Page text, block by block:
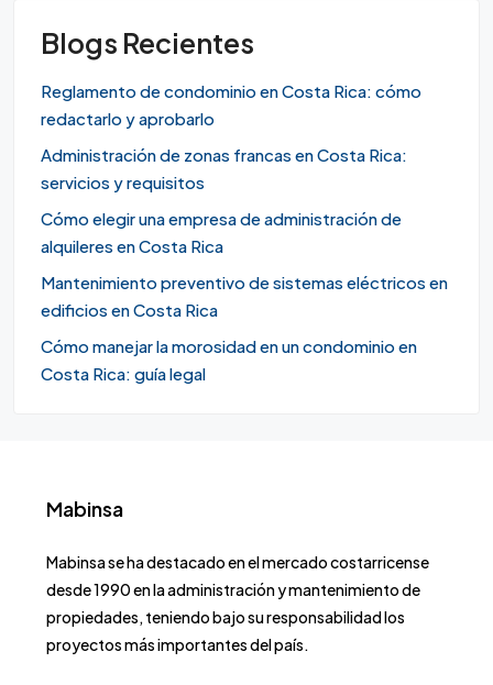
Blogs Recientes
Reglamento de condominio en Costa Rica: cómo
redactarlo y aprobarlo
Administración de zonas francas en Costa Rica:
servicios y requisitos
Cómo elegir una empresa de administración de
alquileres en Costa Rica
Mantenimiento preventivo de sistemas eléctricos en
edificios en Costa Rica
Cómo manejar la morosidad en un condominio en
Costa Rica: guía legal
Mabinsa
Mabinsa se ha destacado en el mercado costarricense
desde 1990 en la administración y mantenimiento de
propiedades, teniendo bajo su responsabilidad los
proyectos más importantes del país.